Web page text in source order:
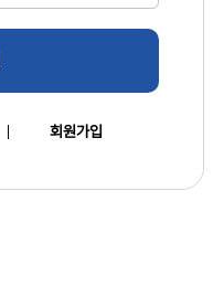
회원가입